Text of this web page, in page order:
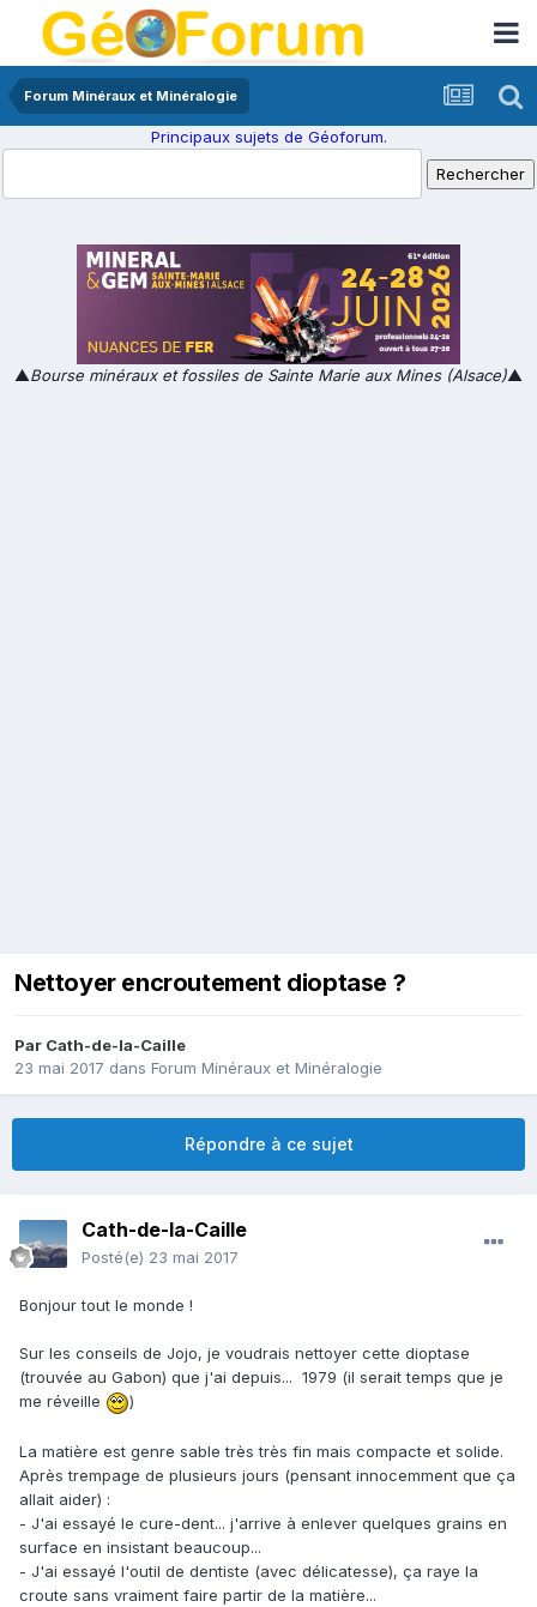
Forum Minéraux et Minéralogie
Principaux sujets de Géoforum.
▲Bourse minéraux et fossiles de Sainte Marie aux Mines (Alsace)▲
Nettoyer encroutement dioptase ?
Par Cath-de-la-Caille
23 mai 2017 dans Forum Minéraux et Minéralogie
Répondre à ce sujet
Cath-de-la-Caille
Posté(e) 23 mai 2017
Bonjour tout le monde !
Sur les conseils de Jojo, je voudrais nettoyer cette dioptase
(trouvée au Gabon) que j'ai depuis... 1979 (il serait temps que je
me réveille
)
La matière est genre sable très très fin mais compacte et solide.
Après trempage de plusieurs jours (pensant innocemment que ça
allait aider) :
- J'ai essayé le cure-dent... j'arrive à enlever quelques grains en
surface en insistant beaucoup...
- J'ai essayé l'outil de dentiste (avec délicatesse), ça raye la
croute sans vraiment faire partir de la matière...